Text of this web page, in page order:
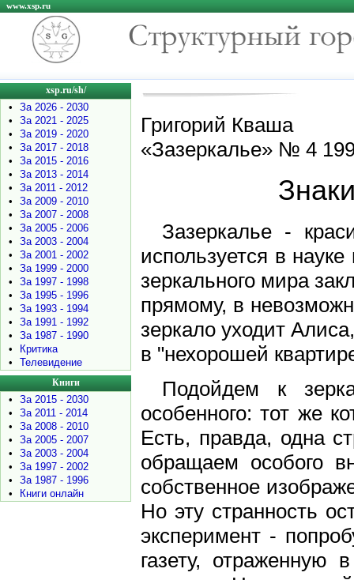
www.xsp.ru
xsp.ru/sh/
•
За 2026 - 2030
•
За 2021 - 2025
•
За 2019 - 2020
•
За 2017 - 2018
•
За 2015 - 2016
•
За 2013 - 2014
•
За 2011 - 2012
•
За 2009 - 2010
•
За 2007 - 2008
•
За 2005 - 2006
•
За 2003 - 2004
•
За 2001 - 2002
•
За 1999 - 2000
•
За 1997 - 1998
•
За 1995 - 1996
•
За 1993 - 1994
•
За 1991 - 1992
•
За 1987 - 1990
•
Критика
•
Телевидение
Книги
•
За 2015 - 2030
•
За 2011 - 2014
•
За 2008 - 2010
•
За 2005 - 2007
•
За 2003 - 2004
•
За 1997 - 2002
•
За 1987 - 1996
•
Книги онлайн
Григорий Кваша
«Зазеркалье» № 4
Зазеркалье -
используется в
зеркального мира
прямому, в
зеркало уходит
в "нехорошей
Подойдем к
особенного: тот же
Есть, правда, одна
обращаем особого
собственное
Но эту странность
эксперимент -
газету,